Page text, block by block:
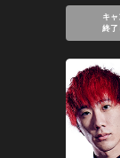
キ
終了